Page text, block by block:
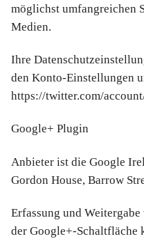
möglichst umfangreichen
Medien.
Ihre
den Konto-Einstellungen
https://twitter.com/
Google+ Plugin
Anbieter ist die Google
Gordon House, Barrow
Erfassung und
der Google+-Schaltfläche